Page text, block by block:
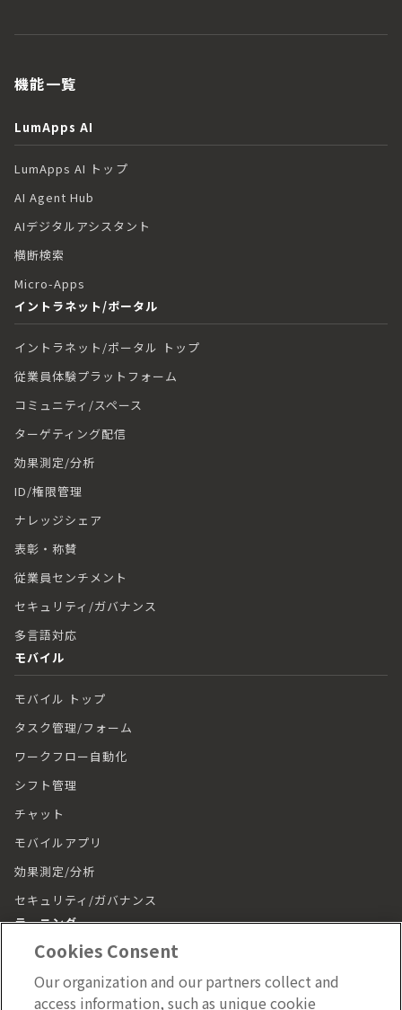
機能一覧
LumApps AI
LumApps AI トップ
AI Agent Hub
AIデジタルアシスタント
横断検索
Micro-Apps
イントラネット/ポータル
イントラネット/ポータル トップ
従業員体験プラットフォーム
コミュニティ/スペース
ターゲティング配信
効果測定/分析
ID/権限管理
ナレッジシェア
表彰・称賛
従業員センチメント
セキュリティ/ガバナンス
多言語対応
モバイル
モバイル トップ
タスク管理/フォーム
ワークフロー自動化
シフト管理
チャット
モバイルアプリ
効果測定/分析
セキュリティ/ガバナンス
ラーニング
動画（LumApps Play）
Cookies Consent
Our organization and our partners collect and
access information, such as unique cookie